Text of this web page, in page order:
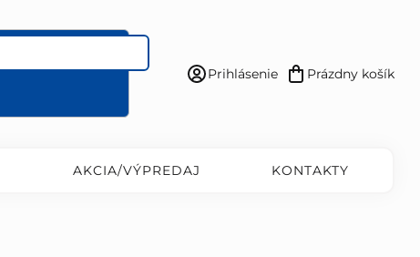
Prihlásenie
Nákupný
Prázdny košík
AKCIA/VÝPREDAJ KONTAKTY